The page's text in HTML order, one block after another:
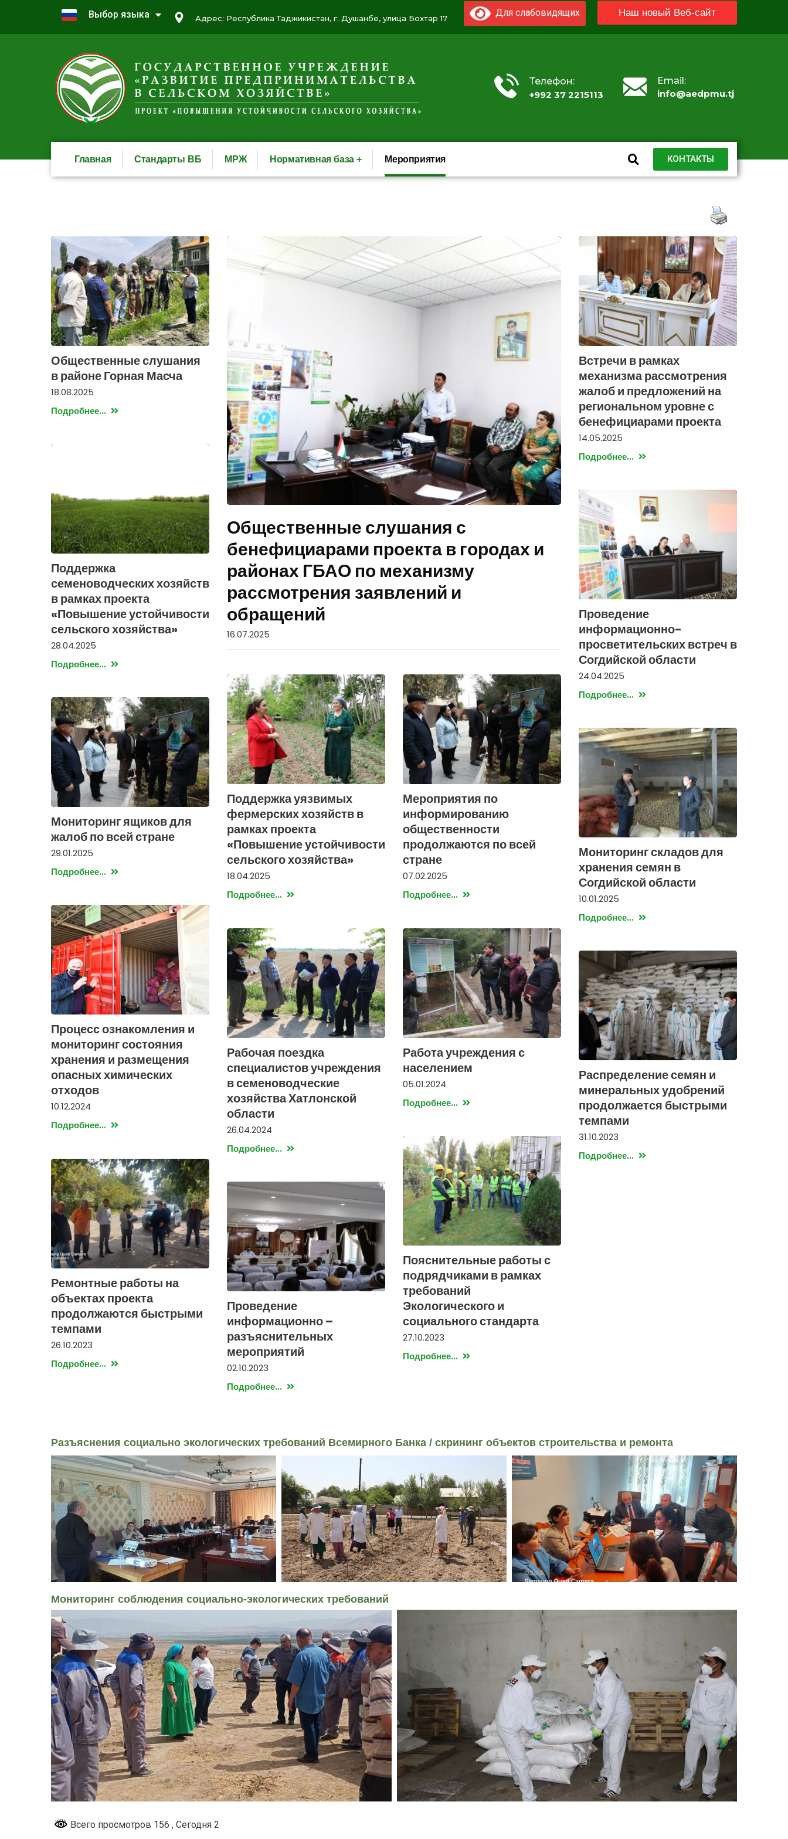
Выбор языка Адрес: Республика Таджикистан, г. Душанбе, улица Бохтар 17
Для слабовидящих Наш новый Веб-сайт
Телефон:
+992 37 2215113
Email:
info@aedpmu.tj
Главная Стандарты ВБ МРЖ Нормативная база Мероприятия КОНТАКТЫ
Общественные слушания
в районе Горная Масча
18.08.2025
Подробнее...
Общественные слушания с
бенефициарами проекта в городах и
районах ГБАО по механизму
рассмотрения заявлений и
обращений
16.07.2025
Встречи в рамках
механизма рассмотрения
жалоб и предложений на
региональном уровне с
бенефициарами проекта
14.05.2025
Подробнее...
Поддержка
семеноводческих хозяйств
в рамках проекта
«Повышение устойчивости
сельского хозяйства»
28.04.2025
Подробнее...
Проведение
информационно-
просветительских встреч в
Согдийской области
24.04.2025
Подробнее...
Поддержка уязвимых
фермерских хозяйств в
рамках проекта
«Повышение устойчивости
сельского хозяйства»
18.04.2025
Подробнее...
Мероприятия по
информированию
общественности
продолжаются по всей
стране
07.02.2025
Подробнее...
Мониторинг ящиков для
жалоб по всей стране
29.01.2025
Подробнее...
Мониторинг складов для
хранения семян в
Согдийской области
10.01.2025
Подробнее...
Процесс ознакомления и
мониторинг состояния
хранения и размещения
опасных химических
отходов
10.12.2024
Подробнее...
Рабочая поездка
специалистов учреждения
в семеноводческие
хозяйства Хатлонской
области
26.04.2024
Подробнее...
Работа учреждения с
населением
05.01.2024
Подробнее...
Распределение семян и
минеральных удобрений
продолжается быстрыми
темпами
31.10.2023
Подробнее...
Пояснительные работы с
подрядчиками в рамках
требований
Экологического и
социального стандарта
27.10.2023
Подробнее...
Ремонтные работы на
объектах проекта
продолжаются быстрыми
темпами
26.10.2023
Подробнее...
Проведение
информационно –
разъяснительных
мероприятий
02.10.2023
Подробнее...
Разъяснения социально экологических требований Всемирного Банка / скрининг объектов строительства и ремонта
Мониторинг соблюдения социально-экологических требований
Всего просмотров 156 , Сегодня 2